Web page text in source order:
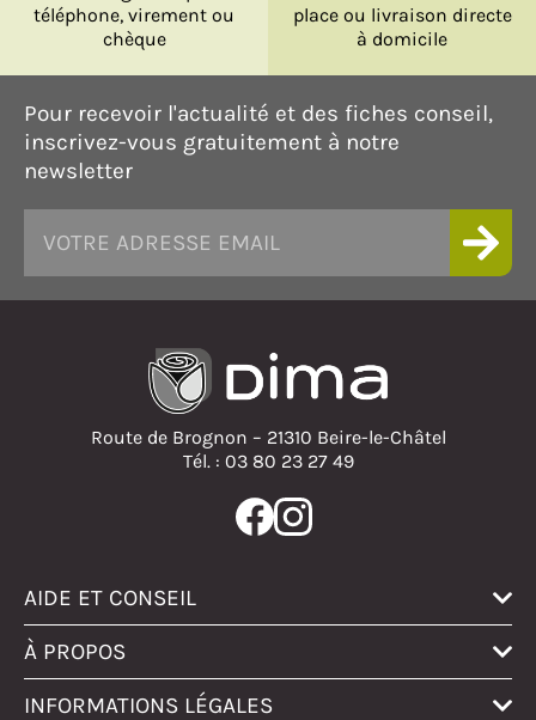
téléphone, virement ou
chèque
place ou livraison directe
à domicile
Pour recevoir l'actualité et des fiches conseil,
inscrivez-vous gratuitement à notre
newsletter
Route de Brognon – 21310 Beire-le-Châtel
Tél. : 03 80 23 27 49
AIDE ET CONSEIL
À PROPOS
INFORMATIONS LÉGALES